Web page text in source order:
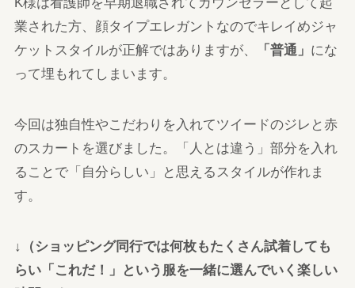
業された方、顔タイプエレガントなのでキレイめジャ
ケットスタイルが正解ではありますが、
「普通」 にな
って埋もれてしまいます。
今回は独自性やこだわりを入れてツイードのジレと赤
のスカートを選びました。「人とは違う」部分を入れ
ることで「自分らしい」と思えるスタイルが作れま
す。
↓
（ショッピング同行では何枚もたくさん試着しても
らい「これだ！」という服を一緒に選んでいく楽しい